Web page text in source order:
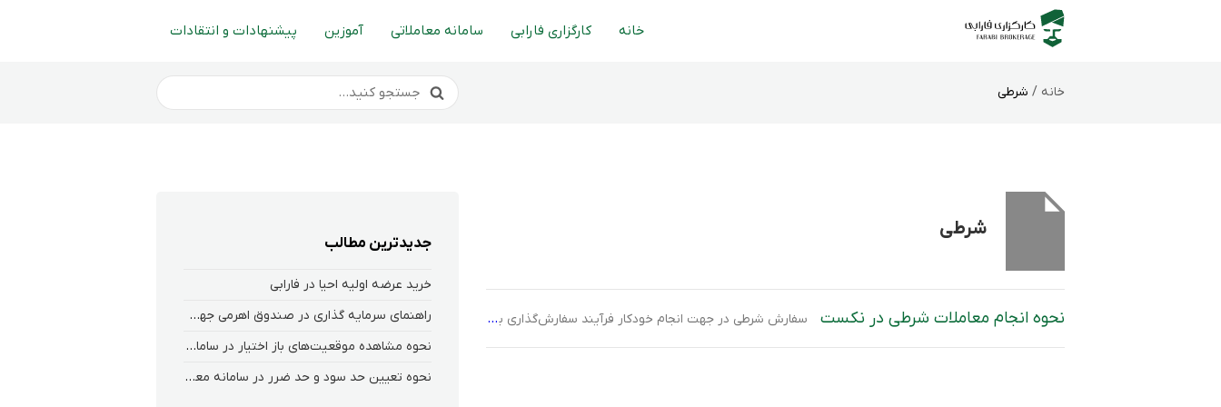
خانه کارگزاری فارابی سامانه معاملاتی آموزین پیشنهادات و انتقادات
خانه / شرطی
شرطی
نحوه انجام معاملات شرطی در نکست سفارش شرطی در جهت انجام خودکار فرآیند سفارش‌گذاری با سرعت و دقت بالاتر در سامانه‌های معاملاتی کارگزاری فارابی فراهم شده است.
جدیدترین مطالب
خرید عرضه اولیه احیا در فارابی
راهنمای سرمایه گذاری در صندوق اهرمی جهش
نحوه‌ مشاهده‌ موقعیت‌های باز اختیار در سامانه هلیوم و نکست
نحوه تعیین حد سود و حد ضرر در سامانه معاملاتی کارگزاری فارابی